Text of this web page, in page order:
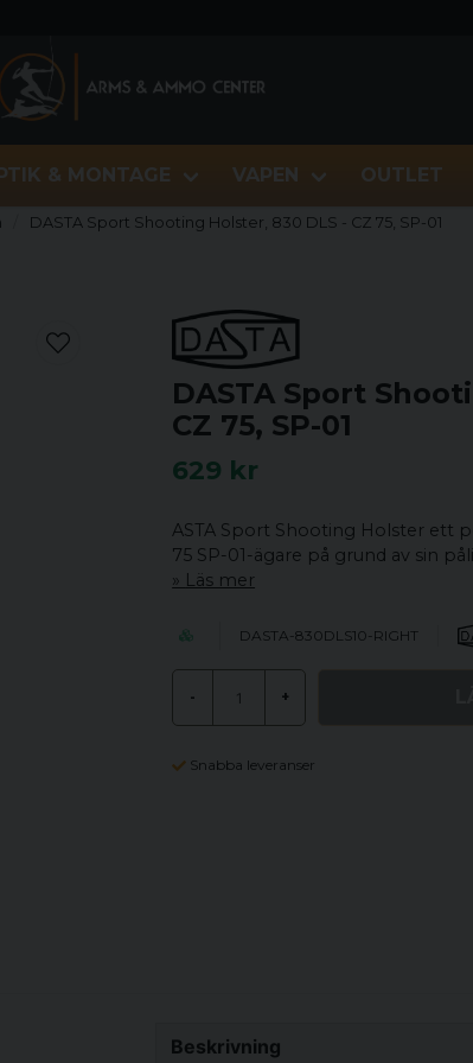
& MONTAGE VAPEN OUTLET
DASTA Sport Shooting Holster, 830 DLS - CZ 75, SP-01
DASTA Sport
CZ 75, SP-01
629 kr
ASTA Sport Shooting Holster ett
75 SP-01-ägare på grund av sin
Läs mer
DASTA-830DLS10-RIGHT
- +
Snabba leveranser
Beskrivning